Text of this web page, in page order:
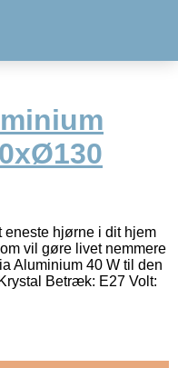
hjørne i dit hjem
vil gøre livet nemmere
Aluminium 40 W til den
Betræk: E27 Volt: